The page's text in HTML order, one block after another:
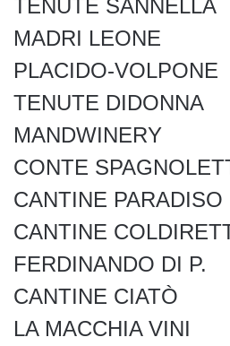
TENUTE SANNELLA
MADRI LEONE
PLACIDO-VOLPONE
TENUTE DIDONNA
MANDWINERY
CONTE
CANTINE PARADISO
CANTINE
FERDINANDO DI P.
CANTINE CIATÒ
LA MACCHIA VINI